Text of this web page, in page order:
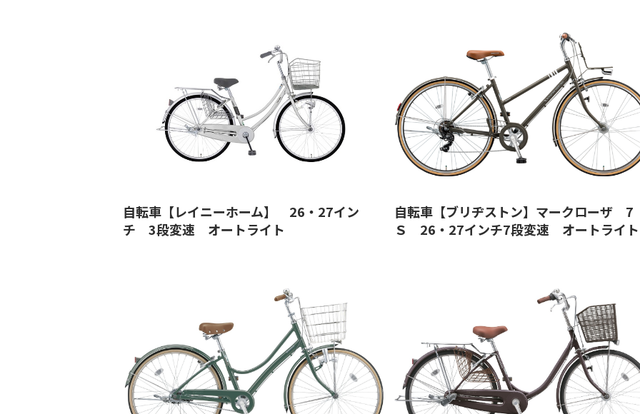
自転車【レイニーホーム】 26・27イン
チ 3段変速 オートライト
自転車【ブリヂストン】マークローザ 7
Ｓ 26・27インチ7段変速 オートライト